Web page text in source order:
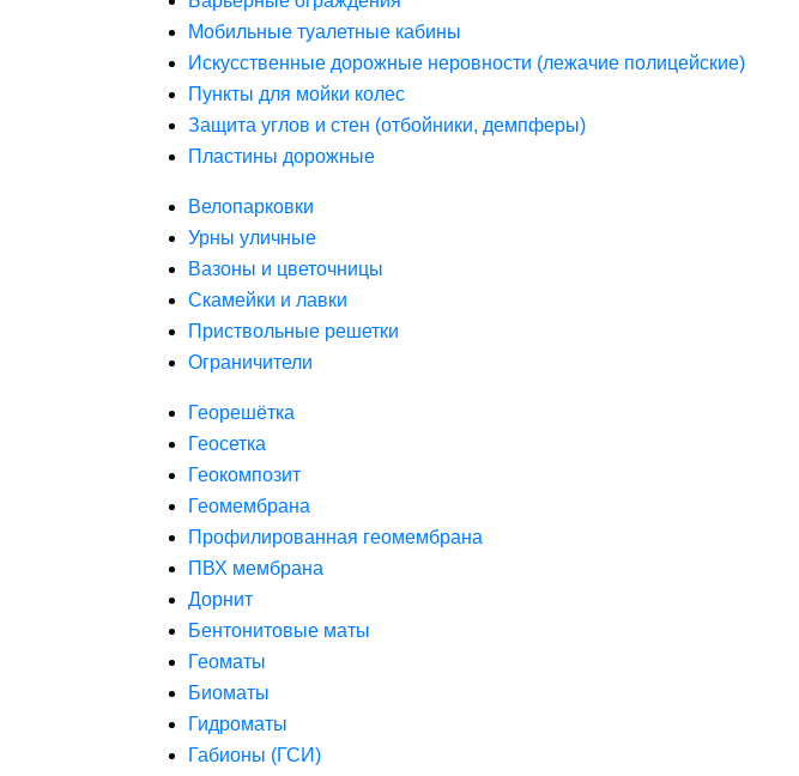
Мобильные туалетные кабины
Искусственные дорожные неровности (лежачие полицейские)
Пункты для мойки колес
Защита углов и стен (отбойники, демпферы)
Пластины дорожные
Велопарковки
Урны уличные
Вазоны и цветочницы
Скамейки и лавки
Приствольные решетки
Ограничители
Георешётка
Геосетка
Геокомпозит
Геомембрана
Профилированная геомембрана
ПВХ мембрана
Дорнит
Бентонитовые маты
Геоматы
Биоматы
Гидроматы
Габионы (ГСИ)